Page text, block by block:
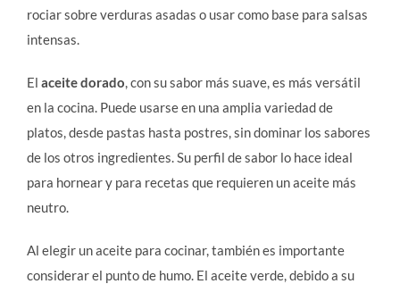
rociar sobre verduras asadas o usar como base para salsas
intensas.
El aceite dorado, con su sabor más suave, es más versátil
en la cocina. Puede usarse en una amplia variedad de
platos, desde pastas hasta postres, sin dominar los sabores
de los otros ingredientes. Su perfil de sabor lo hace ideal
para hornear y para recetas que requieren un aceite más
neutro.
Al elegir un aceite para cocinar, también es importante
considerar el punto de humo. El aceite verde, debido a su